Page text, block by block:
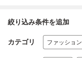
絞り込み条件を追加
カテゴリ ファッション